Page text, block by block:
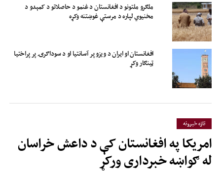
ملګرو ملتونو د افغانستان د غنمو د حاصلاتو د کمېدو د
مخنیوي لپاره د مرستې غوښتنه وکړه
افغانستان او ایران د ویزو پر آسانتیا او د سوداګرۍ پر پراختیا
ټینګار وکړ
تازه خبرونه
امریکا په افغانستان کې د داعش خراسان
له ګواښه خبرداری ورکړ